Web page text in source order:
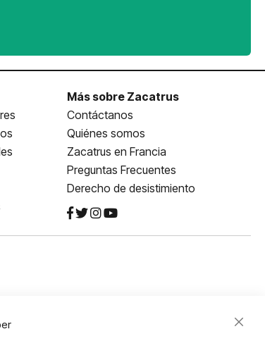
Más sobre Zacatrus
Contáctanos
Quiénes somos
Zacatrus en Francia
Preguntas Frecuentes
Derecho de desistimiento